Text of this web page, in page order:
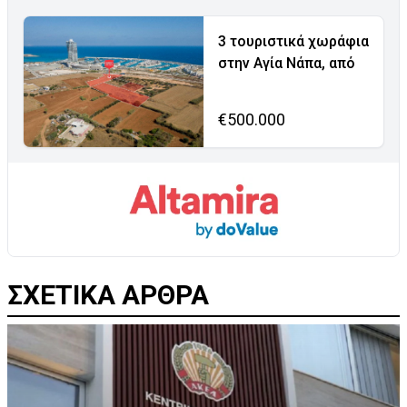
3 τουριστικά χωράφια
στην Αγία Νάπα, από
€500.000
ΣΧΕΤΙΚΑ ΑΡΘΡΑ